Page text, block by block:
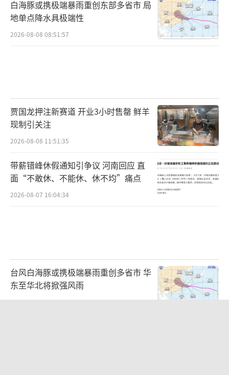
白海豚或携极端暴雨重创东部多省市 局
地单点降水具极端性
2026-08-08 08:51:57
贾国龙押注新赛道 开业3小时售罄 鲜羊
现制引关注
2026-08-08 11:51:35
带薪错峰休假通知引争议 河南回应 直
面“不敢休、不能休、休不均”痛点
2026-08-07 16:04:34
台风白海豚或携极端暴雨重创多省市 华
东至华北将掀强风雨
2026-08-08 10:48:39